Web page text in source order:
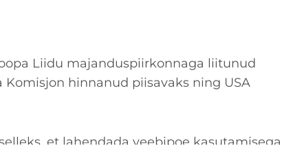
Liidu majanduspiirkonnaga liitunud
hinnanud piisavaks ning USA
et lahendada veebipoe kasutamisega